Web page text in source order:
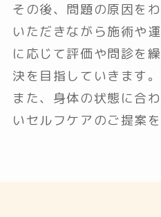
その後、問題の原因を
いただきながら施術や
に応じて評価や問診を
決を目指していきます。
また、身体の状態に合
いセルフケアのご提案